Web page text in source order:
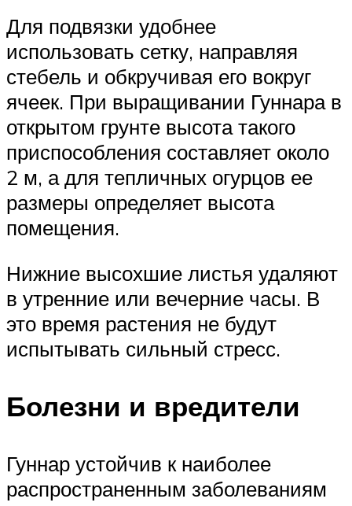
Для подвязки удобнее
использовать сетку, направляя
стебель и обкручивая его вокруг
ячеек. При выращивании Гуннара в
открытом грунте высота такого
приспособления составляет около
2 м, а для тепличных огурцов ее
размеры определяет высота
помещения.
Нижние высохшие листья удаляют
в утренние или вечерние часы. В
это время растения не будут
испытывать сильный стресс.
Болезни и вредители
Гуннар устойчив к наиболее
распространенным заболеваниям